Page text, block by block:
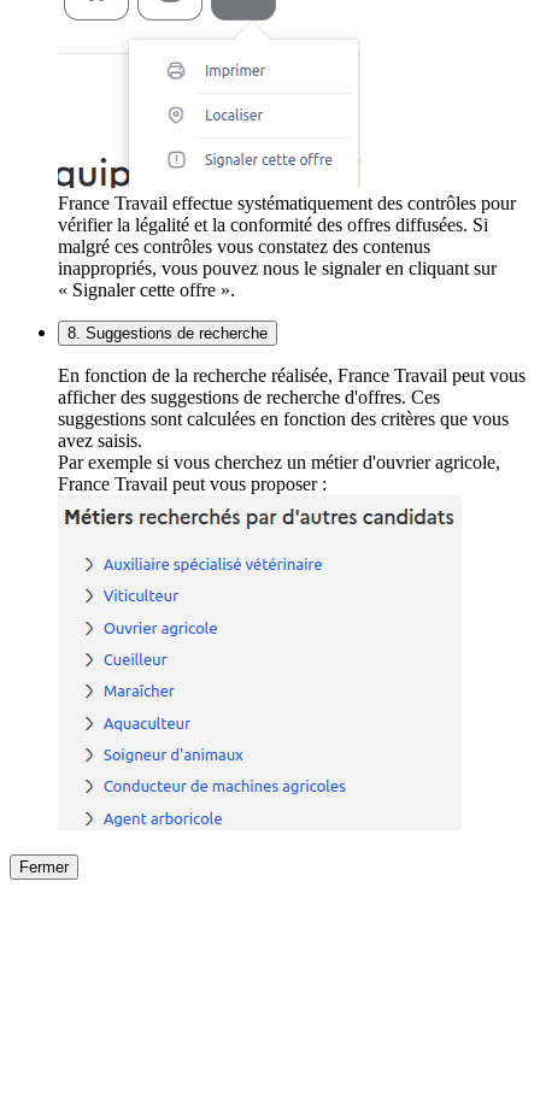
France Travail effectue systématiquement des contrôles pour
vérifier la légalité et la conformité des offres diffusées. Si
malgré ces contrôles vous constatez des contenus
inappropriés, vous pouvez nous le signaler en cliquant sur
« Signaler cette offre ».
8. Suggestions de recherche
En fonction de la recherche réalisée, France Travail peut vous
afficher des suggestions de recherche d'offres. Ces
suggestions sont calculées en fonction des critères que vous
avez saisis.
Par exemple si vous cherchez un métier d'ouvrier agricole,
France Travail peut vous proposer :
Fermer